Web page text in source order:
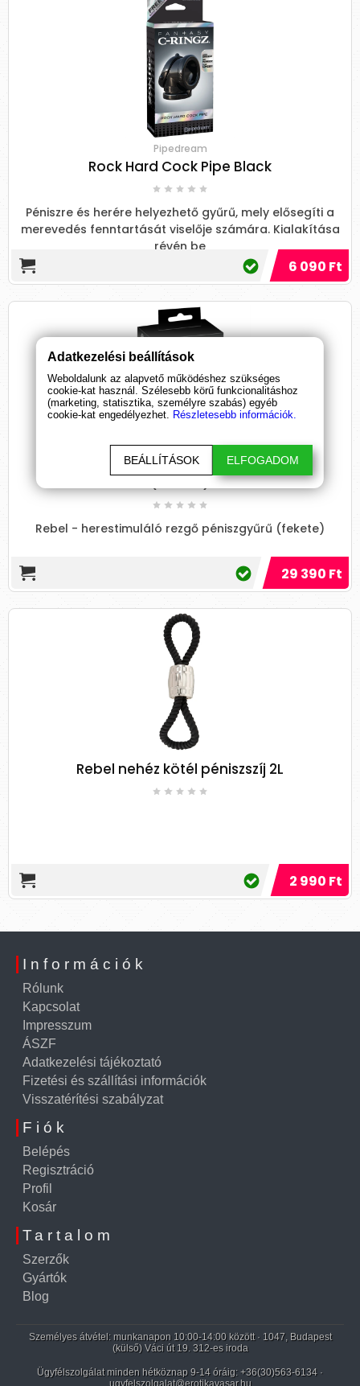
Pipedream
Rock Hard Cock Pipe Black
Péniszre és herére helyezhető gyűrű, mely elősegíti a
merevedés fenntartását viselője számára. Kialakítása
révén be
6 090 Ft
Rebel - herestimuláló rezgő péniszgyűrű
Rebel - herestimuláló rezgő péniszgyűrű (fekete)
29 390 Ft
Rebel nehéz kötél péniszszíj 2L
2 990 Ft
Információk
Rólunk
Kapcsolat
Impresszum
ÁSZF
Adatkezelési tájékoztató
Fizetési és szállítási információk
Visszatérítési szabályzat
Fiók
Belépés
Regisztráció
Profil
Kosár
Tartalom
Szerzők
Gyártók
Blog
Személyes átvétel: munkanapon 10:00-14:00 között · 1047, Budapest
(külső) Váci út 19. 312-es iroda
Ügyfélszolgálat minden hétköznap 9-14 óráig: +36(30)563-6134 ·
ugyfelszolgalat@erotikavasar.hu
Adatkezelési beállítások
Weboldalunk az alapvető működéshez szükséges
cookie-kat használ. Szélesebb körű funkcionalitáshoz
(marketing, statisztika, személyre szabás) egyéb
cookie-kat engedélyezhet. Részletesebb információk.
BEÁLLÍTÁSOK ELFOGADOM